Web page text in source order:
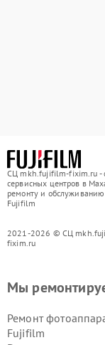
СЦ mkh.fujifilm-fixim.ru -
сервисных центров в
ремонту и
Fujifilm
2021-2026 © СЦ
fixim.ru
Мы
Ремонт
Fujifilm